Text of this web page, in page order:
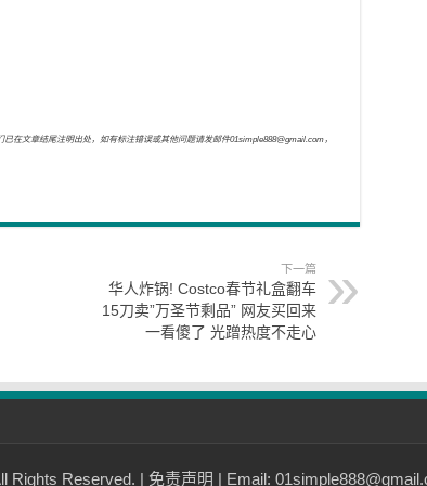
在文章结尾注明出处，如有标注错误或其他问题请发邮件01simple888@gmail.com，
下一篇
华人炸锅! Costco春节礼盒翻车
15刀卖”万圣节剩品” 网友买回来
一看傻了 光蹭热度不走心
Rights Reserved. | 免责声明 | Email: